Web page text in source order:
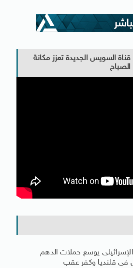
السويس الجديدة تعزز مكانة
الإسرائيلى يوسع حملات الدهم
فى قلنديا وكفر عقب